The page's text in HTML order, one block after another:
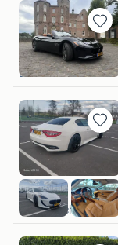
in
Mijn
Stilt
Beek en Donk
in
Kalkan
Barendrecht